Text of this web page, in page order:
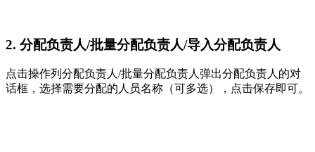
2. 分配负责人/批量分配负责人/导入分配负责人
点击操作列分配负责人/批量分配负责人弹出分配负责人的对
话框，选择需要分配的人员名称（可多选），点击保存即可。